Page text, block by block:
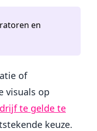
en
of
visuals op
te gelde te
keuze.